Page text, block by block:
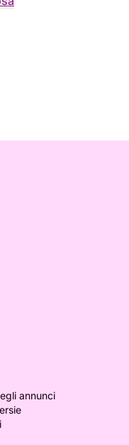
annunci